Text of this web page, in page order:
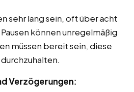
sehr lang sein, oft über acht
können unregelmäßig
müssen bereit sein, diese
Verzögerungen: